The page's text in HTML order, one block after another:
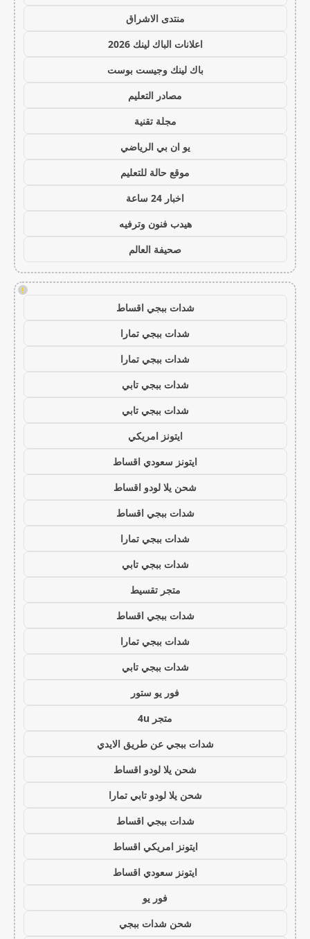
منتدى الاشراق
اعلانات الباك لينك 2026
باك لينك وجيست بوست
مصادر التعليم
مجلة تقنية
يو ان بي الرياضي
موقع حالة للتعليم
اخبار 24 ساعة
هيدب فنون وترفيه
صحيفة العالم
!
شدات ببجي اقساط
شدات ببجي تمارا
شدات ببجي تمارا
شدات ببجي تابي
شدات ببجي تابي
ايتونز امريكي
ايتونز سعودي اقساط
شحن يلا لودو اقساط
شدات ببجي اقساط
شدات ببجي تمارا
شدات ببجي تابي
متجر تقسيط
شدات ببجي اقساط
شدات ببجي تمارا
شدات ببجي تابي
فور يو ستور
متجر 4u
شدات ببجي عن طريق الايدي
شحن يلا لودو اقساط
شحن يلا لودو تابي تمارا
شدات ببجي اقساط
ايتونز امريكي اقساط
ايتونز سعودي اقساط
فور يو
شحن شدات ببجي